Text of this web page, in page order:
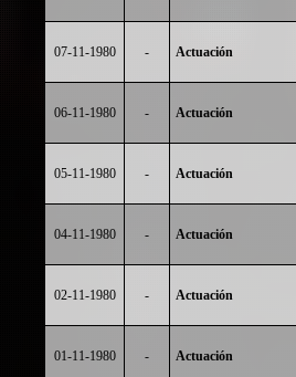
07-11-1980 - Actuación
06-11-1980 - Actuación
05-11-1980 - Actuación
04-11-1980 - Actuación
02-11-1980 - Actuación
01-11-1980 - Actuación